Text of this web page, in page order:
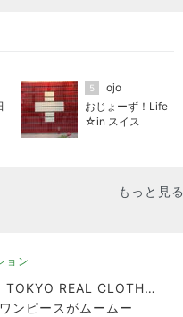
5
ojo
おじょーず！Life
☆in スイス
もっと見る
ョン
TOKYO REAL CLOTHES 大人世代のリアルクローズ
ンピースがムームー